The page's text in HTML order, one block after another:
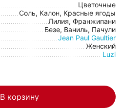
Цветочные
Соль, Калон, Красные ягоды
Лилия, Франжипани
Безе, Ваниль, Пачули
Jean Paul Gaultier
Женский
Luzi
В корзину